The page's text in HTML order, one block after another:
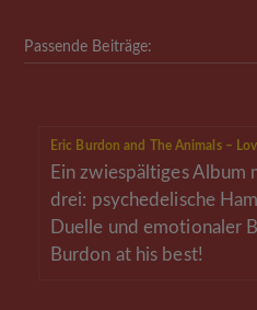
Passende Beiträge:
Eric Burdon and The Animals –
Ein zwiespältiges Album
drei: psychedelische
Duelle und emotionaler
Burdon at his best!